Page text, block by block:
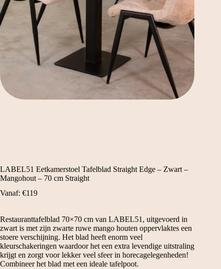
LABEL51 Eetkamerstoel Tafelblad Straight Edge – Zwart –
Mangohout – 70 cm Straight
Vanaf: €119
Restauranttafelblad 70×70 cm van LABEL51, uitgevoerd in
zwart is met zijn zwarte ruwe mango houten oppervlaktes een
stoere verschijning. Het blad heeft enorm veel
kleurschakeringen waardoor het een extra levendige uitstraling
krijgt en zorgt voor lekker veel sfeer in horecagelegenheden!
Combineer het blad met een ideale tafelpoot.